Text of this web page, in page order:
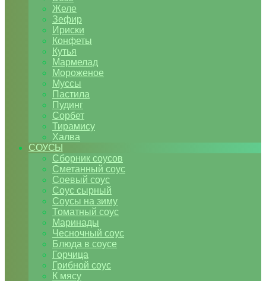
Желе
Зефир
Ириски
Конфеты
Кутья
Мармелад
Мороженое
Муссы
Пастила
Пудинг
Сорбет
Тирамису
Халва
СОУСЫ
Сборник соусов
Сметанный соус
Соевый соус
Соус сырный
Соусы на зиму
Томатный соус
Маринады
Чесночный соус
Блюда в соусе
Горчица
Грибной соус
К мясу